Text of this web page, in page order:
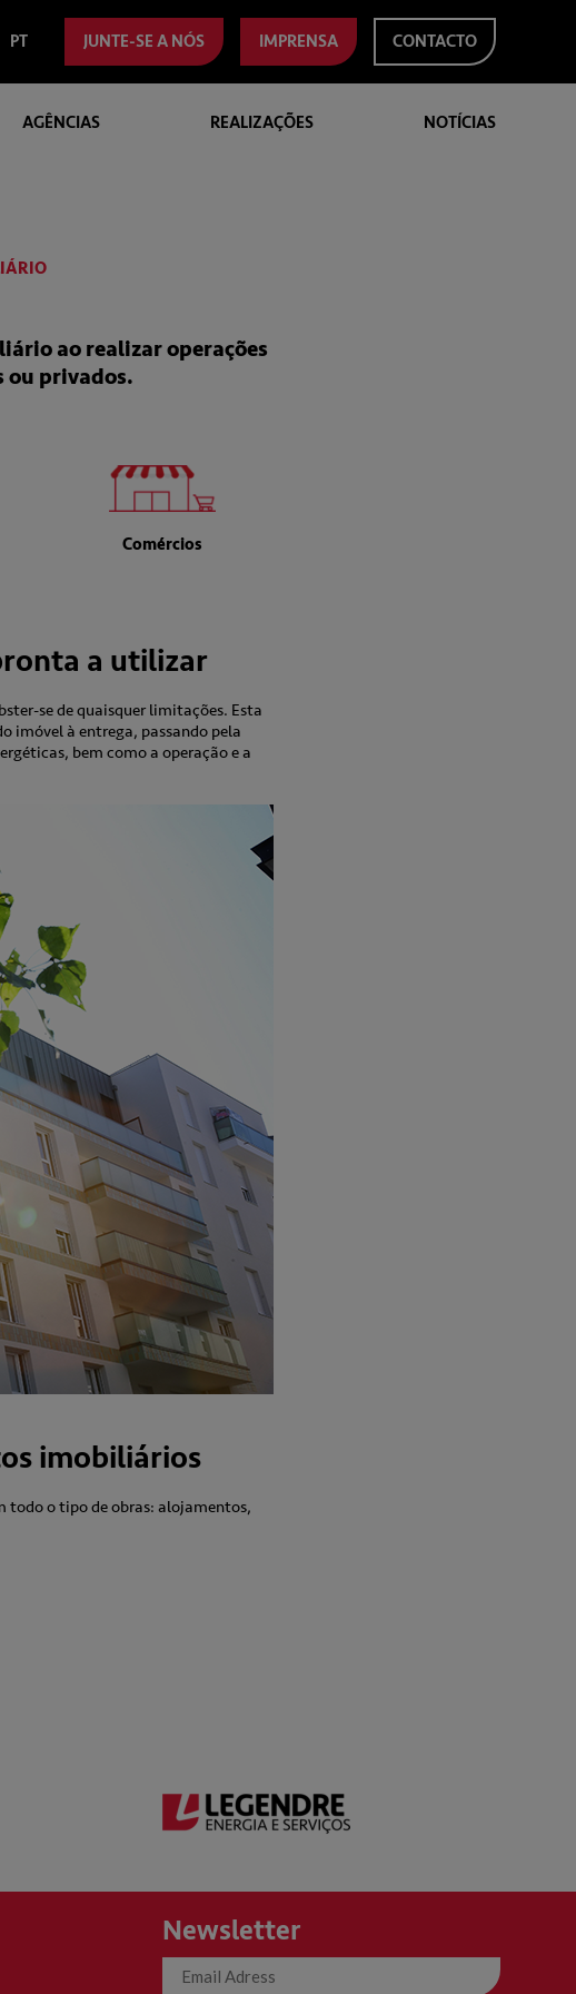
PT JUNTE-SE A NÓS IMPRENSA CONTACTO
AGÊNCIAS REALIZAÇÕES NOTÍCIAS
ao realizar operações
ou privados.
Comércios
a utilizar
se de quaisquer limitações. Esta
imóvel à entrega, passando pela
bem como a operação e a
imobiliários
todo o tipo de obras: alojamentos,
Newsletter